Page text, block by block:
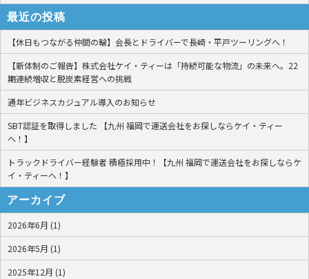
最近の投稿
【休日もつながる仲間の輪】会長とドライバーで長崎・平戸ツーリングへ！
【新体制のご報告】株式会社ケイ・ティーは「持続可能な物流」の未来へ。22
期連続増収と脱炭素経営への挑戦
通年ビジネスカジュアル導入のお知らせ
SBT認証を取得しました 【九州 福岡で運送会社をお探しならケイ・ティー
へ！】
トラックドライバー経験者 積極採用中！【九州 福岡で運送会社をお探しならケ
イ・ティーへ！】
アーカイブ
2026年6月 (1)
2026年5月 (1)
2025年12月 (1)